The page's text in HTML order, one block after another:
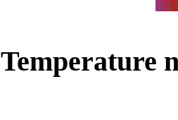
Temperature